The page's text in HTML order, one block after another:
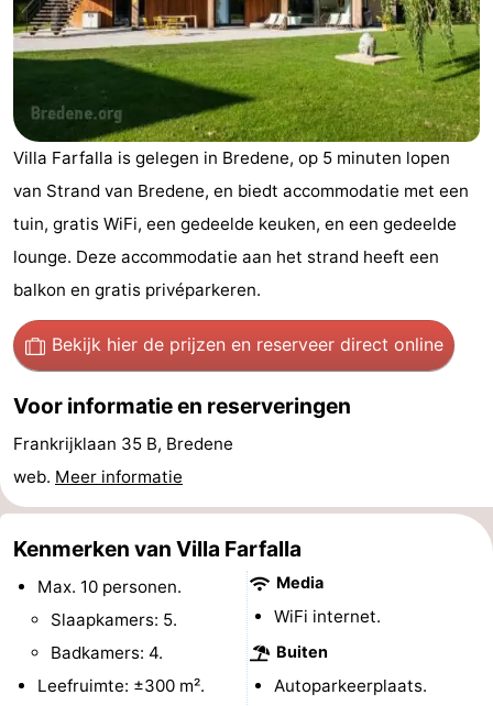
Bed
(&
breakfasts)
Campings
Hotels
Vakantiehuizen
Breeduyn
-
Hippodroom
minutes
Strand
Zien
&
doen
Bezienswaardigheden
-
Musea
-
Monumenten
Kerken
Villa Farfalla is gelegen in Bredene, op 5 minuten lopen
van Strand van Bredene, en biedt accommodatie met een
tuin, gratis WiFi, een gedeelde keuken, en een gedeelde
lounge. Deze accommodatie aan het strand heeft een
balkon en gratis privéparkeren.
Bekijk hier de prijzen en reserveer direct online
Voor informatie en reserveringen
Frankrijklaan 35 B, Bredene
web. Meer informatie
Kenmerken van Villa Farfalla
Max. 10 personen.
Slaapkamers: 5.
Badkamers: 4.
Leefruimte: ±300 m².
Media
WiFi internet.
Buiten
Autoparkeerplaats.